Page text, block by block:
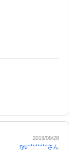
4D Plus購
り鏡を見るたび
入を♡
2019/09/28
ryu********さん